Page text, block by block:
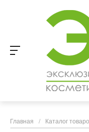
Главная / Каталог